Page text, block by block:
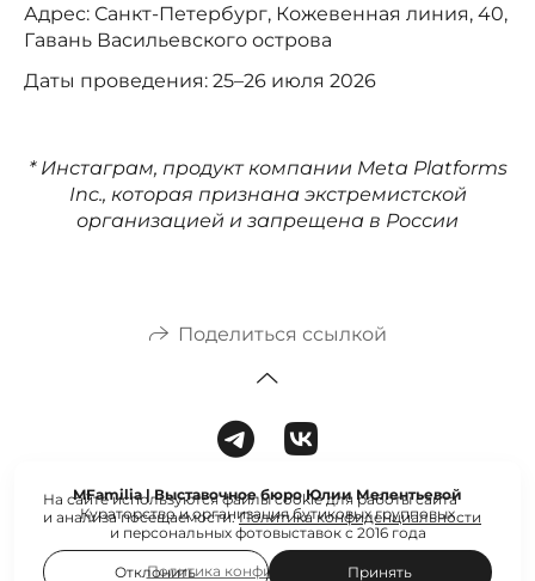
Адрес: Санкт-Петербург, Кожевенная линия, 40,
Гавань Васильевского острова
Даты проведения: 25–26 июля 2026
* Инстаграм, продукт компании Meta Platforms
Inc., которая признана экстремистской
организацией и запрещена в России
Поделиться ссылкой
MFamilia | Выставочное бюро Юлии Мелентьевой
Кураторство и организация бутиковых групповых
и персональных фотовыставок с 2016 года
Политика конфиденциальности
На сайте используются файлы cookie для работы сайта
и анализа посещаемости.Политика конфиденциальности
Отклонить Принять